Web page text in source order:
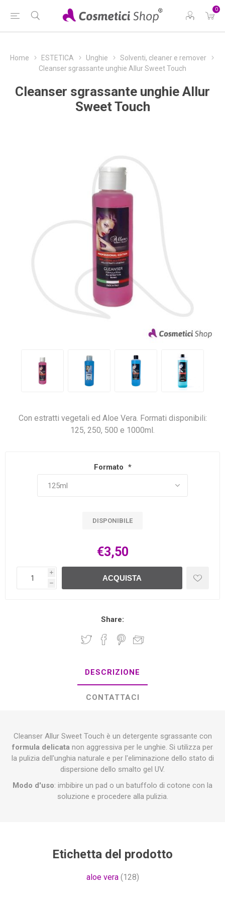
0
Home ESTETICA Unghie
Solventi, cleaner e remover
Cleanser sgrassante unghie Allur Sweet Touch
Cleanser sgrassante unghie Allur
Sweet Touch
Con estratti vegetali ed Aloe Vera. Formati disponibili:
125, 250, 500 e 1000ml.
Formato *
DISPONIBILE
€3,50
i
h
ACQUISTA
Share:
DESCRIZIONE
CONTATTACI
Cleanser Allur Sweet Touch è un detergente sgrassante con
formula delicata non aggressiva per le unghie. Si utilizza per
la pulizia dell'unghia naturale e per l'eliminazione dello stato di
dispersione dello smalto gel UV.
Modo d'uso: imbibire un pad o un batuffolo di cotone con la
soluzione e procedere alla pulizia.
Etichetta del prodotto
aloe vera (128)